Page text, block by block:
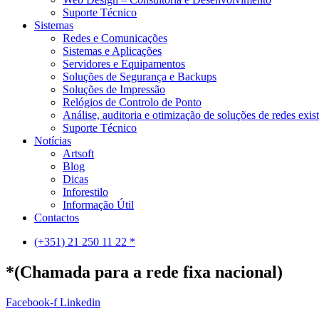
Suporte Técnico
Sistemas
Redes e Comunicações
Sistemas e Aplicações
Servidores e Equipamentos
Soluções de Segurança e Backups
Soluções de Impressão
Relógios de Controlo de Ponto
Análise, auditoria e otimização de soluções de redes
Suporte Técnico
Notícias
Artsoft
Blog
Dicas
Inforestilo
Informação Útil
Contactos
(+351) 21 250 11 22 *
*(Chamada para a rede fixa nacional)
Facebook-f Linkedin